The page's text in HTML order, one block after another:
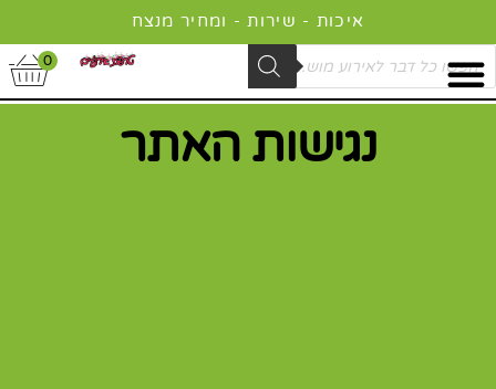
לתוכן
איכות - שירות - ומחיר מנצח
search
0
נגישות האתר